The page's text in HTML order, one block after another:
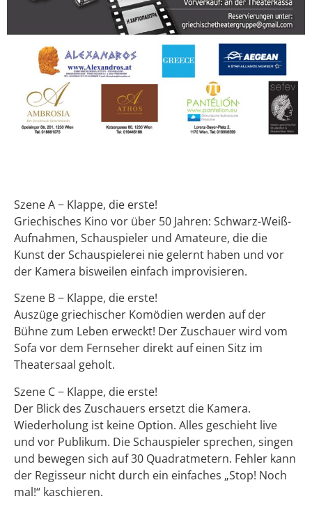
Szene A − Klappe, die erste!
Griechisches Kino vor über 50 Jahren: Schwarz-Weiß-
Aufnahmen, Schauspieler und Amateure, die die
Kunst der Schauspielerei nie gelernt haben und vor
der Kamera bisweilen einfach improvisieren.
Szene B − Klappe, die erste!
Auszüge griechischer Komödien werden auf der
Bühne zum Leben erweckt! Der Zuschauer wird vom
Sofa vor dem Fernseher direkt auf einen Sitz im
Theatersaal geholt.
Szene C − Klappe, die erste!
Der Blick des Zuschauers ersetzt die Kamera.
Wiederholung ist keine Option. Alles geschieht live
und vor Publikum. Die Schauspieler sprechen, singen
und bewegen sich auf 30 Quadratmetern. Fehler kann
der Regisseur nicht durch ein einfaches „Stop! Noch
mal!“ kaschieren.